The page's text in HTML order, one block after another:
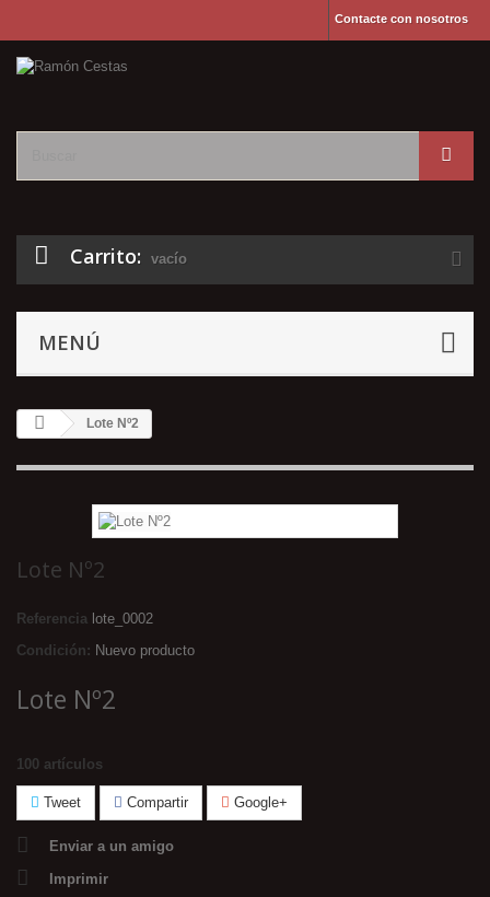
Contacte con nosotros
Carrito: vacío
MENÚ
Lote Nº2
Lote Nº2
Referencia lote_0002
Condición: Nuevo producto
Lote Nº2
100 artículos
Tweet Compartir Google+
Enviar a un amigo
Imprimir